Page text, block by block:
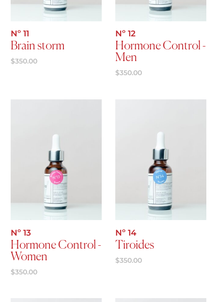
Agregar al carrito
Nº 11
Brain storm
$350.00
Agregar al carrito
Nº 12
Hormone Control -
Men
$350.00
Agregar al carrito
Nº 13
Hormone Control -
Women
$350.00
Agregar al carrito
Nº 14
Tiroides
$350.00